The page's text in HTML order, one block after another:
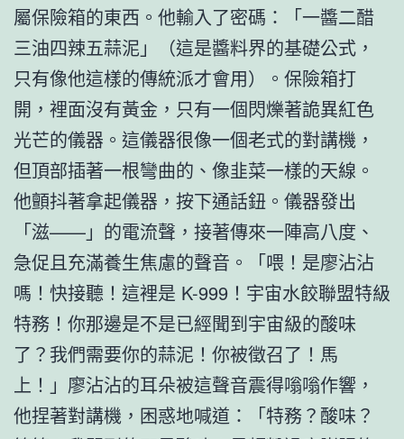
屬保險箱的東西。他輸入了密碼：「一醬二醋
三油四辣五蒜泥」（這是醬料界的基礎公式，
只有像他這樣的傳統派才會用）。保險箱打
開，裡面沒有黃金，只有一個閃爍著詭異紅色
光芒的儀器。這儀器很像一個老式的對講機，
但頂部插著一根彎曲的、像韭菜一樣的天線。
他顫抖著拿起儀器，按下通話鈕。儀器發出
「滋——」的電流聲，接著傳來一陣高八度、
急促且充滿養生焦慮的聲音。「喂！是廖沾沾
嗎！快接聽！這裡是 K-999！宇宙水餃聯盟特級
特務！你那邊是不是已經聞到宇宙級的酸味
了？我們需要你的蒜泥！你被徵召了！馬
上！」廖沾沾的耳朵被這聲音震得嗡嗡作響，
他捏著對講機，困惑地喊道：「特務？酸味？